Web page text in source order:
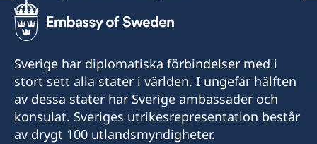
Sverige har diplomatiska förbindelser med i
stort sett alla stater i världen. I ungefär hälften
av dessa stater har Sverige ambassader och
konsulat. Sveriges utrikesrepresentation består
av drygt 100 utlandsmyndigheter.